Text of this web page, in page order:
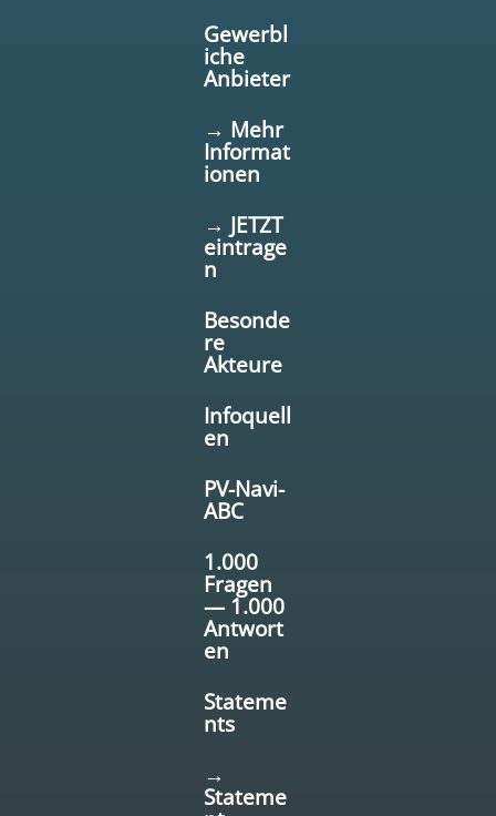
Gewerbl
iche
Anbieter
→ Mehr
Informat
ionen
→ JETZT
eintrage
n
Besonde
re
Akteure
Infoquell
en
PV-Navi-
ABC
1.000
Fragen
— 1.000
Antwort
en
Stateme
nts
→
Stateme